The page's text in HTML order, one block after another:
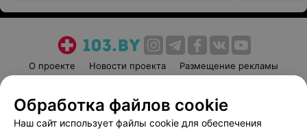
О проекте Новости проекта
Размещение рекламы
Пользовательское соглашение
Способы оплаты
Вакансии
Партнеры
Обработка файлов cookie
Наш сайт использует файлы cookie для обеспечения